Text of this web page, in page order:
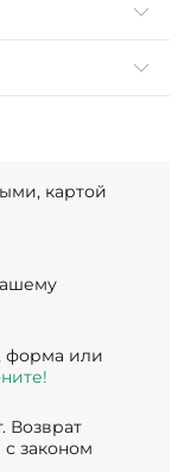
картой
форма или
Возврат
законом